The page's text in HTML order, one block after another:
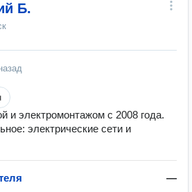
Б.
и электромонтажом с 2008 года.
электрические сети и
—